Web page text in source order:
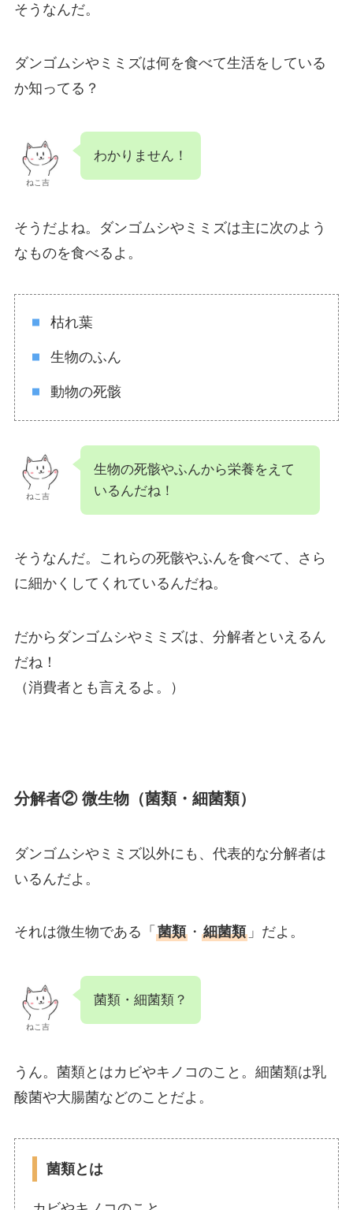
そうなんだ。
ダンゴムシやミミズは何を食べて生活をしている
か知ってる？
ねこ吉
わかりません！
そうだよね。ダンゴムシやミミズは主に次のよう
なものを食べるよ。
枯れ葉
生物のふん
動物の死骸
ねこ吉
生物の死骸やふんから栄養をえて
いるんだね！
そうなんだ。これらの死骸やふんを食べて、さら
に細かくしてくれているんだね。
だからダンゴムシやミミズは、分解者といえるん
だね！
（消費者とも言えるよ。）
分解者② 微生物（菌類・細菌類）
ダンゴムシやミミズ以外にも、代表的な分解者は
いるんだよ。
それは微生物である「 菌類・ 細菌類」だよ。
ねこ吉
菌類・細菌類？
うん。菌類とはカビやキノコのこと。細菌類は乳
酸菌や大腸菌などのことだよ。
菌類とは